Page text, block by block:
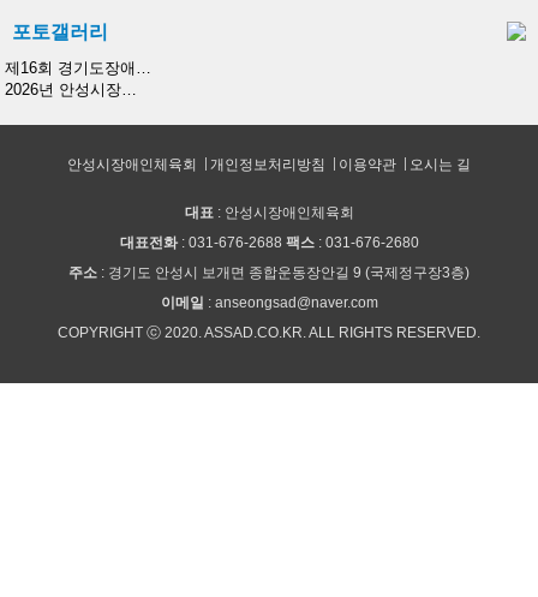
포토갤러리
제16회 경기도장애…
2026년 안성시장…
안성시장애인체육회 개인정보처리방침 이용약관 오시는 길
대표 : 안성시장애인체육회
대표전화: 031-676-2688 팩스: 031-676-2680
주소 : 경기도 안성시 보개면 종합운동장안길 9 (국제정구장3층)
이메일 : anseongsad@naver.com
COPYRIGHT ⓒ 2020. ASSAD.CO.KR. ALL RIGHTS RESERVED.